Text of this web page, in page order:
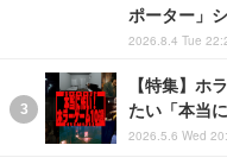
ポーター」
2026.8.4 Tue
【特集】ホ
たい「本当
2026.5.6 Wed